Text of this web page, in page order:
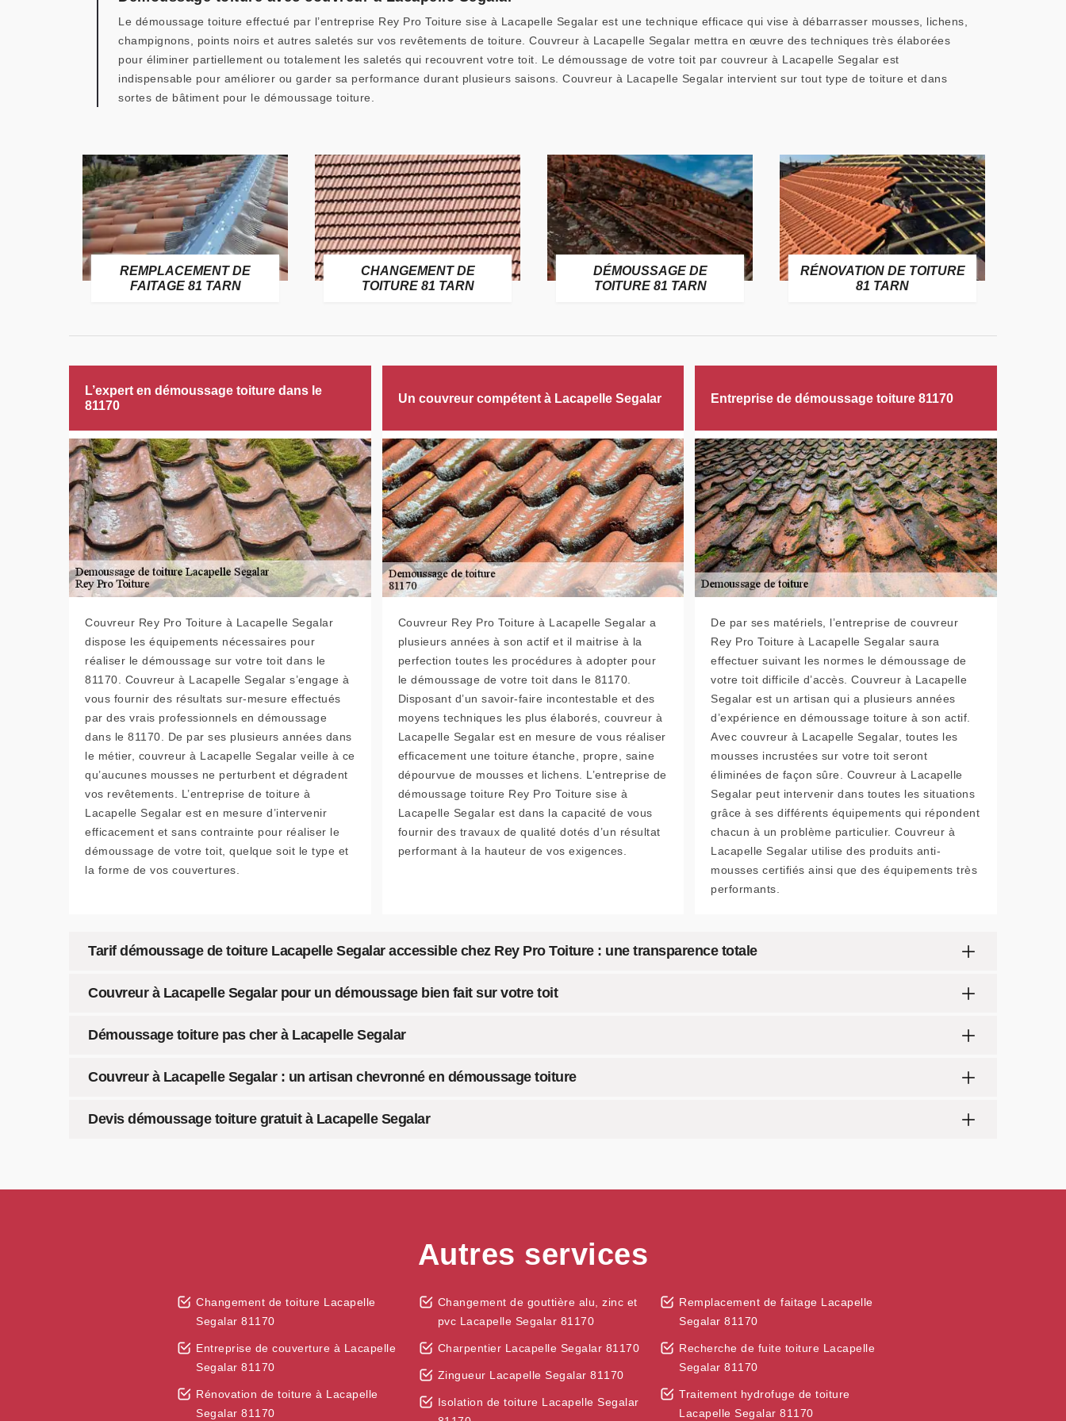
Le démoussage toiture effectué par l’entreprise Rey Pro Toiture sise à Lacapelle Segalar est une technique efficace qui vise à débarrasser mousses, lichens,
champignons, points noirs et autres saletés sur vos revêtements de toiture. Couvreur à Lacapelle Segalar mettra en œuvre des techniques très élaborées
pour éliminer partiellement ou totalement les saletés qui recouvrent votre toit. Le démoussage de votre toit par couvreur à Lacapelle Segalar est
indispensable pour améliorer ou garder sa performance durant plusieurs saisons. Couvreur à Lacapelle Segalar intervient sur tout type de toiture et dans
sortes de bâtiment pour le démoussage toiture.
REMPLACEMENT DE
FAITAGE 81 TARN
CHANGEMENT DE
TOITURE 81 TARN
DÉMOUSSAGE DE
TOITURE 81 TARN
RÉNOVATION DE TOITURE
81 TARN
L’expert en démoussage toiture dans le
81170
Couvreur Rey Pro Toiture à Lacapelle Segalar
dispose les équipements nécessaires pour
réaliser le démoussage sur votre toit dans le
81170. Couvreur à Lacapelle Segalar s’engage à
vous fournir des résultats sur-mesure effectués
par des vrais professionnels en démoussage
dans le 81170. De par ses plusieurs années dans
le métier, couvreur à Lacapelle Segalar veille à ce
qu’aucunes mousses ne perturbent et dégradent
vos revêtements. L’entreprise de toiture à
Lacapelle Segalar est en mesure d’intervenir
efficacement et sans contrainte pour réaliser le
démoussage de votre toit, quelque soit le type et
la forme de vos couvertures.
Un couvreur compétent à Lacapelle Segalar
Couvreur Rey Pro Toiture à Lacapelle Segalar a
plusieurs années à son actif et il maitrise à la
perfection toutes les procédures à adopter pour
le démoussage de votre toit dans le 81170.
Disposant d’un savoir-faire incontestable et des
moyens techniques les plus élaborés, couvreur à
Lacapelle Segalar est en mesure de vous réaliser
efficacement une toiture étanche, propre, saine
dépourvue de mousses et lichens. L’entreprise de
démoussage toiture Rey Pro Toiture sise à
Lacapelle Segalar est dans la capacité de vous
fournir des travaux de qualité dotés d’un résultat
performant à la hauteur de vos exigences.
Entreprise de démoussage toiture 81170
De par ses matériels, l’entreprise de couvreur
Rey Pro Toiture à Lacapelle Segalar saura
effectuer suivant les normes le démoussage de
votre toit difficile d’accès. Couvreur à Lacapelle
Segalar est un artisan qui a plusieurs années
d’expérience en démoussage toiture à son actif.
Avec couvreur à Lacapelle Segalar, toutes les
mousses incrustées sur votre toit seront
éliminées de façon sûre. Couvreur à Lacapelle
Segalar peut intervenir dans toutes les situations
grâce à ses différents équipements qui répondent
chacun à un problème particulier. Couvreur à
Lacapelle Segalar utilise des produits anti-
mousses certifiés ainsi que des équipements très
performants.
Tarif démoussage de toiture Lacapelle Segalar accessible chez Rey Pro Toiture : une transparence totale
Couvreur à Lacapelle Segalar pour un démoussage bien fait sur votre toit
Démoussage toiture pas cher à Lacapelle Segalar
Couvreur à Lacapelle Segalar : un artisan chevronné en démoussage toiture
Devis démoussage toiture gratuit à Lacapelle Segalar
Autres services
Changement de toiture Lacapelle
Segalar 81170
Entreprise de couverture à Lacapelle
Segalar 81170
Rénovation de toiture à Lacapelle
Segalar 81170
Changement de gouttière alu, zinc et
pvc Lacapelle Segalar 81170
Charpentier Lacapelle Segalar 81170
Zingueur Lacapelle Segalar 81170
Isolation de toiture Lacapelle Segalar
Remplacement de faitage Lacapelle
Segalar 81170
Recherche de fuite toiture Lacapelle
Segalar 81170
Traitement hydrofuge de toiture
Lacapelle Segalar 81170